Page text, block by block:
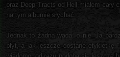
oraz Deep Tracts od Hell miałem cały
na tym albumie słychać.
Jednak to żadna wada, o nie! Ja
płyt, a jak jeszcze dostanę etykietkę